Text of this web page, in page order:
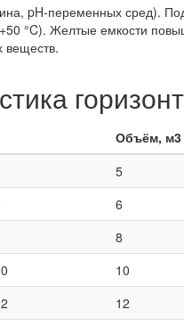
pH-переменных сред).
°C). Желтые емкости
веществ.
Объём, м3
5
6
8
10
12